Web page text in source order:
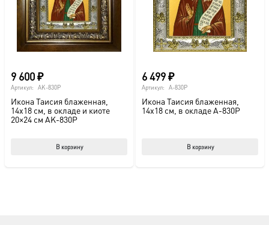
9 600₽
Артикул: AK-830P
Икона Таисия блаженная,
14х18 см, в окладе и киоте
20×24 см AK-830P
В корзину
6 499₽
Артикул: A-830P
Икона Таисия блаженная,
14х18 см, в окладе A-830P
В корзину